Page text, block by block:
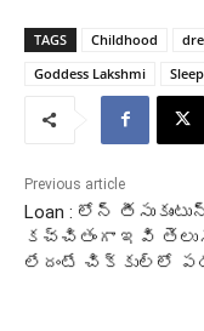
TAGS Childhood
Goddess Lakshmi
Previous article
Loan : లోన్
కచ్చితంగా ఇవి
లేదంటే చిక్కుల్లో